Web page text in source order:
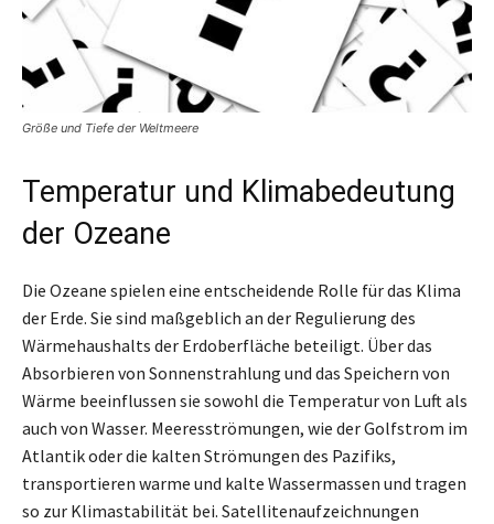
Größe und Tiefe der Weltmeere
Temperatur und Klimabedeutung
der Ozeane
Die Ozeane spielen eine entscheidende Rolle für das Klima
der Erde. Sie sind maßgeblich an der Regulierung des
Wärmehaushalts der Erdoberfläche beteiligt. Über das
Absorbieren von Sonnenstrahlung und das Speichern von
Wärme beeinflussen sie sowohl die Temperatur von Luft als
auch von Wasser. Meeresströmungen, wie der Golfstrom im
Atlantik oder die kalten Strömungen des Pazifiks,
transportieren warme und kalte Wassermassen und tragen
so zur Klimastabilität bei. Satellitenaufzeichnungen